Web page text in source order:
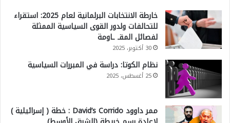
ح
ر
ب
غ
ة
خارطة الانتخابات البرلمانية لعام 2025: استقراء
للتحالفات ولدور القوى السياسية الممثلة
لفصائل المقـ ـاومة
30 أكتوبر، 2025
نظام الكوتا: دراسة في المبررات السياسية
25 أغسطس، 2025
ممر داوود David’s Corrido : خطة ( إسرائيلية )